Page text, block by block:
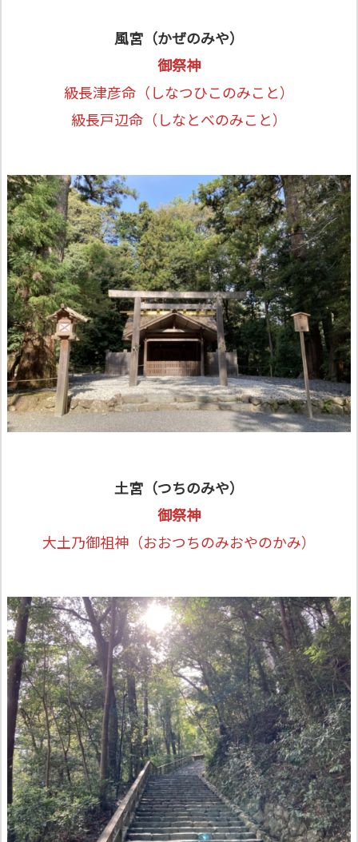
⾵宮（かぜのみや）
御祭神
級長津彦命 （しなつひこのみこと）
級長戸辺命 （しなとべのみこと）
⼟宮（つちのみや）
御祭神
大土乃御祖神（おおつちのみおやのかみ）